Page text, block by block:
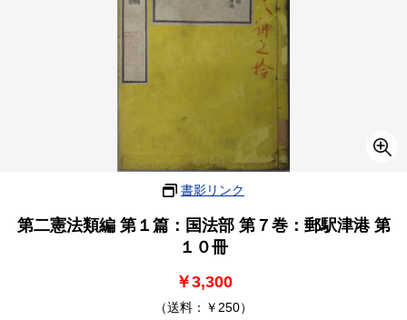
書影リンク
第二憲法類編 第１篇：国法部 第７巻：郵駅津港 第
１０冊
￥3,300
（送料：￥250）